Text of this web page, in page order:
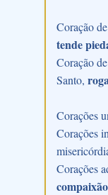
Coração
tende
Coração
Santo,
Corações
Corações
Corações